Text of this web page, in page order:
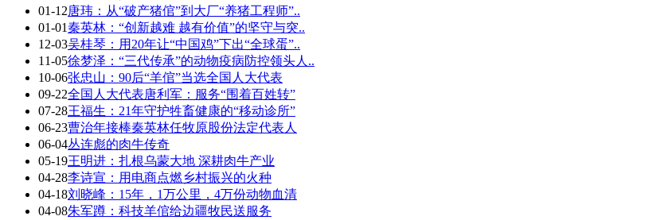
01-12唐玮：从“破产猪倌”到大厂“养猪工程师”..
01-01秦英林：“创新越难 越有价值”的坚守与突..
12-03吴桂琴：用20年让“中国鸡”下出“全球蛋”..
11-05徐梦泽：“三代传承”的动物疫病防控领头人..
10-06张忠山：90后“羊倌”当选全国人大代表
09-22全国人大代表唐利军：服务“围着百姓转”
07-28王福生：21年守护牲畜健康的“移动诊所”
06-23曹治年接棒秦英林任牧原股份法定代表人
06-04丛连彪的肉牛传奇
05-19王明进：扎根乌蒙大地 深耕肉牛产业
04-28李诗宣：用电商点燃乡村振兴的火种
04-18刘晓峰：15年，1万公里，4万份动物血清
04-08朱军蹲：科技羊倌给边疆牧民送服务